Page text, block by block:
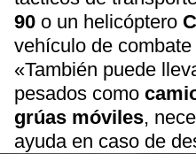
90 o un helicóptero
vehículo de
«También puede
pesados como
grúas móviles,
ayuda en caso de